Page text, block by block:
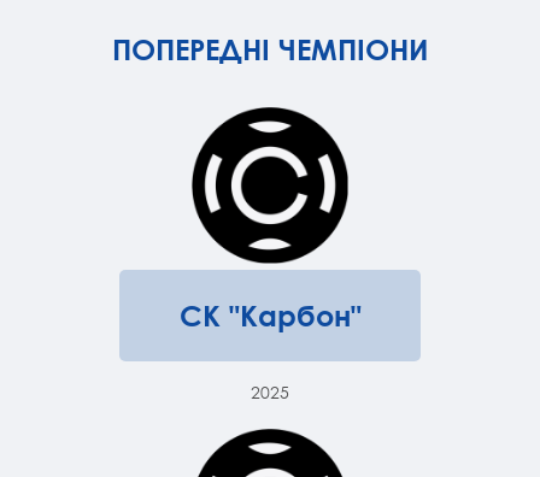
ПОПЕРЕДНІ ЧЕМПІОНИ
СК "Карбон"
2025